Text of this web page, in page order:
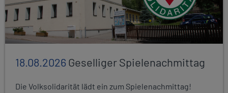
18.08.2026Geselliger Spielenachmittag
Die Volksolidarität lädt ein zum Spielenachmittag!